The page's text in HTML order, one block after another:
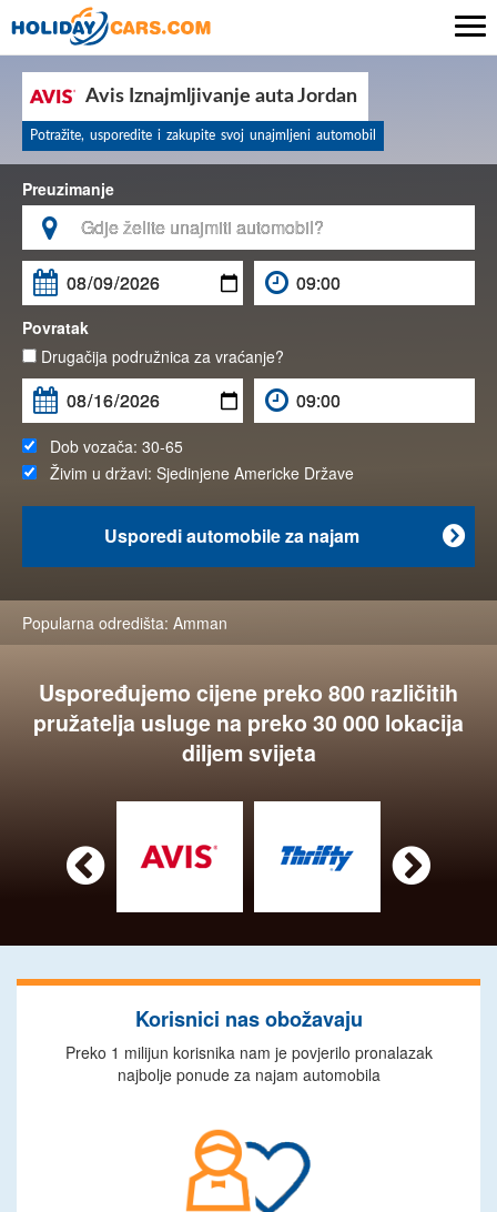
Avis Iznajmljivanje auta Jordan
Potražite, usporedite i zakupite svoj unajmljeni automobil
Preuzimanje


Povratak
Drugačija podružnica za vraćanje?
Dob vozača: 30-65
Živim u državi: Sjedinjene Americke Države

Usporedi automobile za najam
Popularna odredišta: Amman
Uspoređujemo cijene preko 800 različitih
pružatelja usluge na preko 30 000 lokacija
diljem svijeta
 
Korisnici nas obožavaju
Preko 1 milijun korisnika nam je povjerilo pronalazak
najbolje ponude za najam automobila